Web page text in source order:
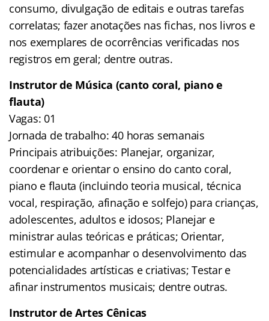
consumo, divulgação de editais e outras tarefas
correlatas; fazer anotações nas fichas, nos livros e
nos exemplares de ocorrências verificadas nos
registros em geral; dentre outras.
Instrutor de Música (canto coral, piano e
flauta)
Vagas: 01
Jornada de trabalho: 40 horas semanais
Principais atribuições: Planejar, organizar,
coordenar e orientar o ensino do canto coral,
piano e flauta (incluindo teoria musical, técnica
vocal, respiração, afinação e solfejo) para crianças,
adolescentes, adultos e idosos; Planejar e
ministrar aulas teóricas e práticas; Orientar,
estimular e acompanhar o desenvolvimento das
potencialidades artísticas e criativas; Testar e
afinar instrumentos musicais; dentre outras.
Instrutor de Artes Cênicas